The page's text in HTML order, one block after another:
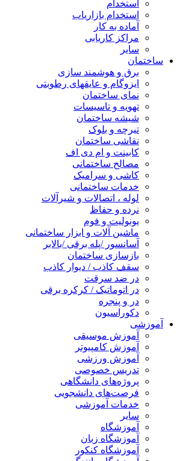
استخدام
استخدام بازاریاب
آماده به کار
مراکز کاریابی
سایر
ساختمان
برق و هوشمند سازی
ایزوگام و عایقهای رطوبتی
نمای ساختمان
تهویه و تاسیسات
شیشه ساختمان
تیرچه و بلوک
نقاشی ساختمان
کابینت و ام دی اف
مصالح ساختمانی
کاشی و سرامیک
خدمات ساختمانی
لوله ، اتصالات و شیرآلات
نرده و حفاظ
یونولیت و فوم
ماشین آلات و ابزار ساختمانی
آسانسور /پله برقی /بالابر
بازسازی ساختمان
سقف کاذب / دیوار کاذب
در ضد سرقت
در اتوماتیک / کرکره برقی
در و پنجره
دکوراسیون
آموزشی
آموزش موسیقی
آموزش کامپیوتر
آموزش ورزشی
تدریس خصوصی
پروژه‌های دانشگاهی
فرصت‌های دانشجویی
خدمات آموزشی
سایر
آموزشگاه
آموزشگاه زبان
آموزشگاه کنکور